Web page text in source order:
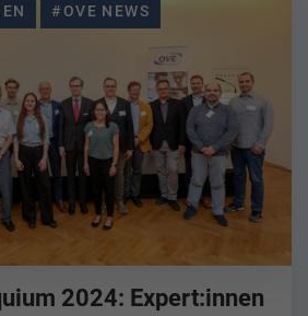
#OVE NEWS
2024: Expert:innen